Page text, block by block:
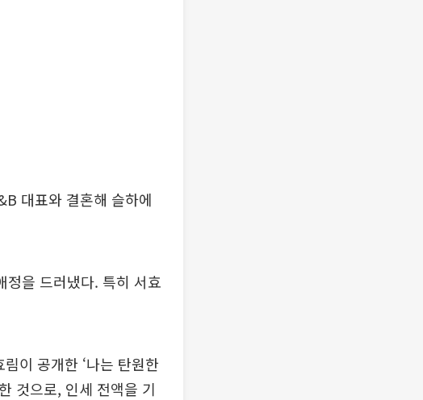
대표와 결혼해 슬하에
정을 드러냈다. 특히 서효
이 공개한 ‘나는 탄원한
것으로, 인세 전액을 기